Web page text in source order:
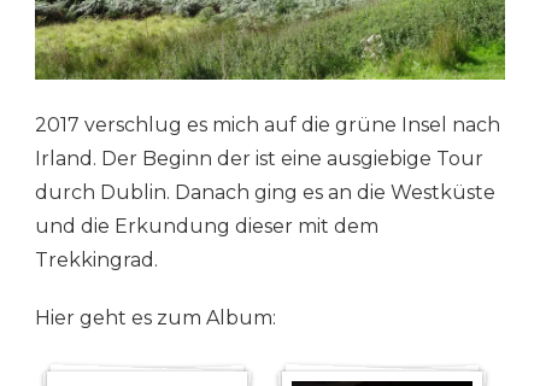
2017 verschlug es mich auf die grüne Insel nach
Irland. Der Beginn der ist eine ausgiebige Tour
durch Dublin. Danach ging es an die Westküste
und die Erkundung dieser mit dem
Trekkingrad.
Hier geht es zum Album: